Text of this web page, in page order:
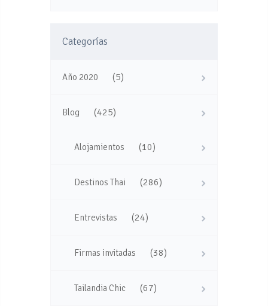
Categorías
Año 2020 (5)
Blog (425)
Alojamientos (10)
Destinos Thai (286)
Entrevistas (24)
Firmas invitadas (38)
Tailandia Chic (67)